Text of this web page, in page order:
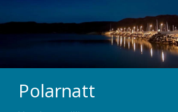
Polarnatt